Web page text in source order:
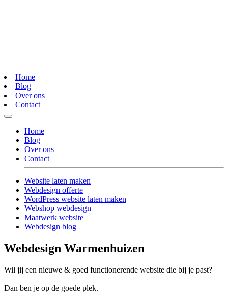
Home
Blog
Over ons
Contact
Home
Blog
Over ons
Contact
Website laten maken
Webdesign offerte
WordPress website laten maken
Webshop webdesign
Maatwerk website
Webdesign blog
Webdesign Warmenhuizen
Wil jij een nieuwe & goed functionerende website die bij je past?
Dan ben je op de goede plek.